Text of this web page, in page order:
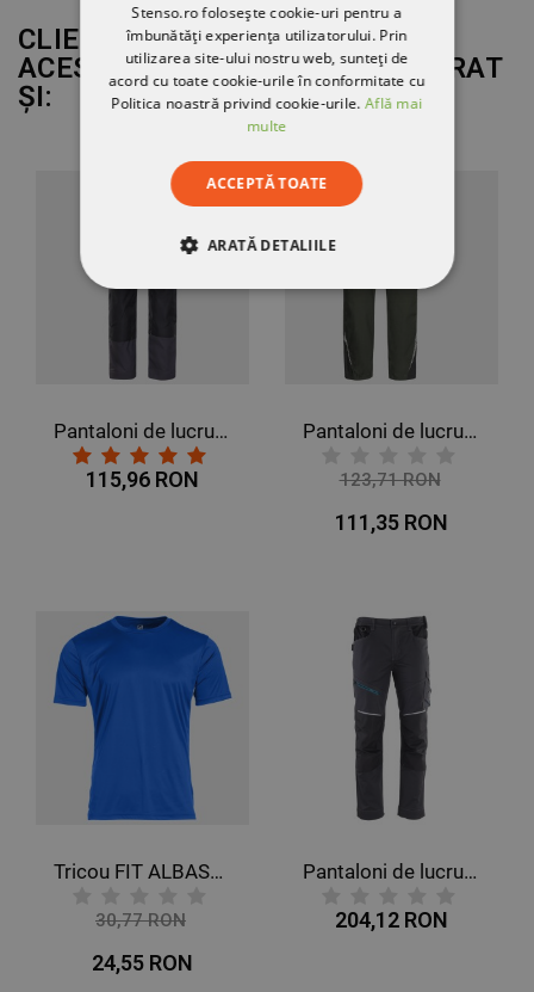
CLIENȚII CARE AU CUMPĂRAT
ACEST PRODUS AU MAI CUMPĂRAT
ȘI:
Pantaloni de lucru KASTOR GRI
115,96 RON
Pantaloni de lucru PRISMA LIGHT STRETCH KAKI/NEGRU
123,71 RON
111,35 RON
Tricou FIT ALBASTRU REGAL
30,77 RON
24,55 RON
Pantaloni de lucru REVOLT 4STRETCH GREY/BLACK/PETROL
204,12 RON
Stenso.ro folosește cookie-uri pentru a
îmbunătăți experiența utilizatorului. Prin
utilizarea site-ului nostru web, sunteți de
acord cu toate cookie-urile în conformitate cu
Politica noastră privind cookie-urile.Află mai
multe
ACCEPTĂ TOATE
ARATĂ DETALIILE
STRICT NECESARE
DE FUNCŢIONALITATE